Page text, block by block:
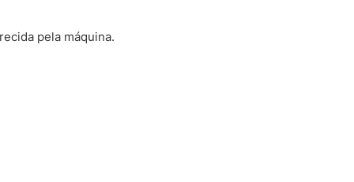
pela máquina.